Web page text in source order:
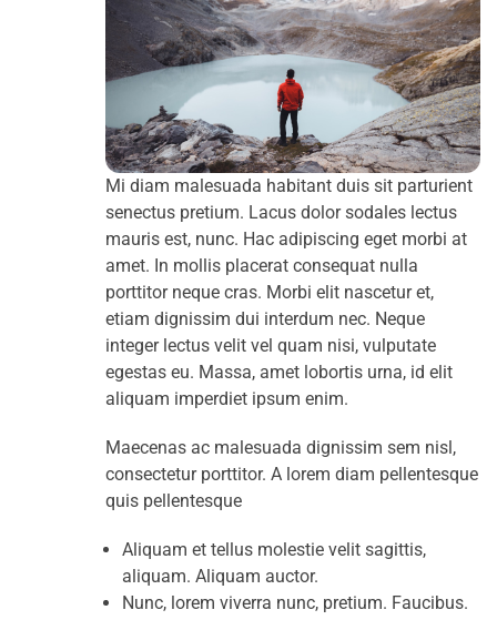
Mi diam malesuada habitant duis sit parturient
senectus pretium. Lacus dolor sodales lectus
mauris est, nunc. Hac adipiscing eget morbi at
amet. In mollis placerat consequat nulla
porttitor neque cras. Morbi elit nascetur et,
etiam dignissim dui interdum nec. Neque
integer lectus velit vel quam nisi, vulputate
egestas eu. Massa, amet lobortis urna, id elit
aliquam imperdiet ipsum enim.
Maecenas ac malesuada dignissim sem nisl,
consectetur porttitor. A lorem diam pellentesque
quis pellentesque
Aliquam et tellus molestie velit sagittis,
aliquam. Aliquam auctor.
Nunc, lorem viverra nunc, pretium. Faucibus.